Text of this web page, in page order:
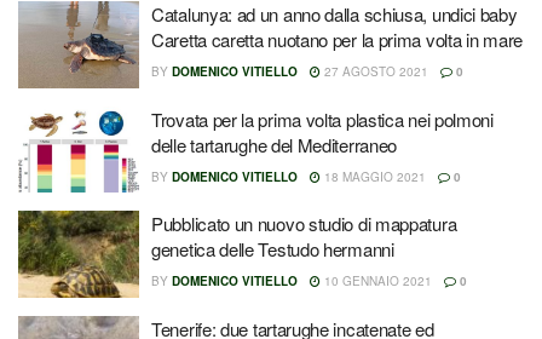
Catalunya: ad un anno dalla schiusa, undici baby
Caretta caretta nuotano per la prima volta in mare
BY DOMENICO VITIELLO 27 AGOSTO 2021 0
Trovata per la prima volta plastica nei polmoni
delle tartarughe del Mediterraneo
BY DOMENICO VITIELLO 18 MAGGIO 2021 0
Pubblicato un nuovo studio di mappatura
genetica delle Testudo hermanni
BY DOMENICO VITIELLO 10 GENNAIO 2021 0
Tenerife: due tartarughe incatenate ed